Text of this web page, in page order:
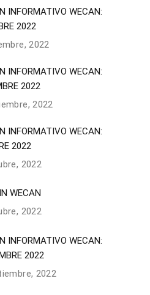
INFORMATIVO WECAN:
2022
2022
INFORMATIVO WECAN:
2022
2022
INFORMATIVO WECAN:
2022
2022
WECAN
2022
INFORMATIVO WECAN:
2022
2022